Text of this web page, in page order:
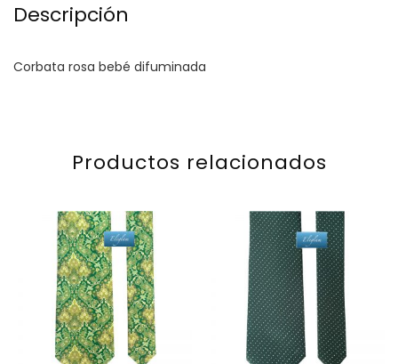
Descripción
Corbata rosa bebé difuminada
Productos relacionados